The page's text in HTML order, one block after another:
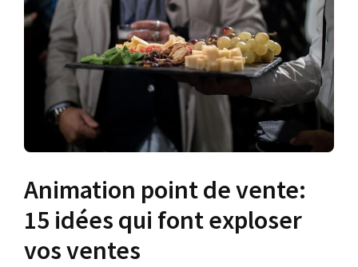
Animation point de vente:
15 idées qui font exploser
vos ventes